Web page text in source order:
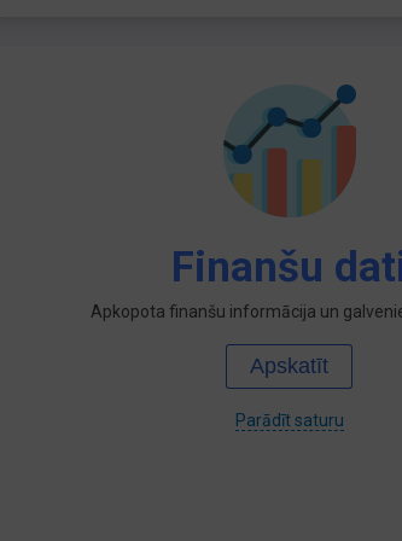
Finanšu
Apkopota finanšu informācija un
Apskatīt
Parādīt saturu